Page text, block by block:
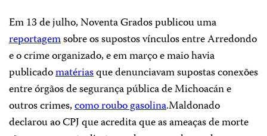
Em 13 de julho, Noventa Grados publicou uma
reportagemsobre os supostos vínculos entre Arredondo
e o crime organizado, e em março e maio havia
publicadomatériasque denunciavam supostas conexões
entre órgãos de segurança pública de Michoacán e
outros crimes,como roubo gasolina.Maldonado
declarou ao CPJ que acredita que as ameaças de morte